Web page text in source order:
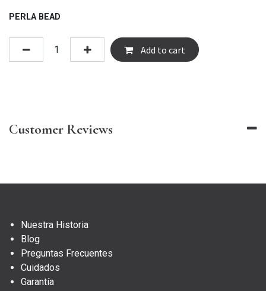
PERLA BEAD
Add to cart
Customer Reviews
Nuestra Historia
Blog
Preguntas Frecuentes
Cuidados
Garantía